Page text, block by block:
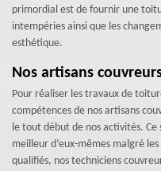
primordial est de fournir une
intempéries ainsi que les
esthétique.
Nos artisans
Pour réaliser les travaux de
compétences de nos artisans
le tout début de nos activités. Ce
meilleur d’eux-mêmes malgré
qualifiés, nos techniciens